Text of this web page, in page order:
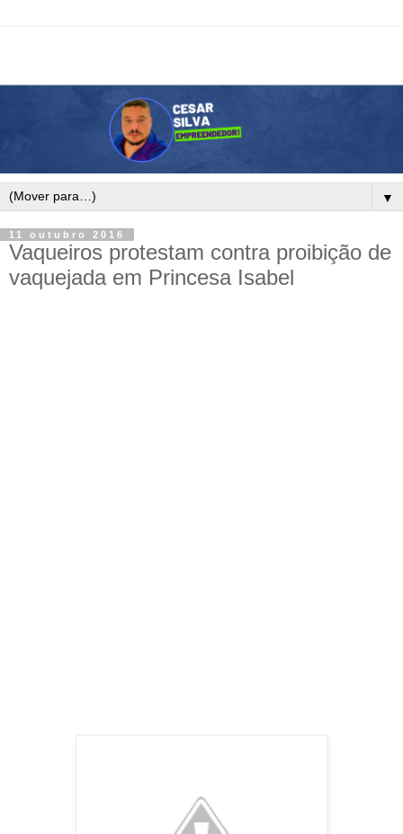
▼
11 outubro 2016
Vaqueiros protestam contra proibição de
vaquejada em Princesa Isabel